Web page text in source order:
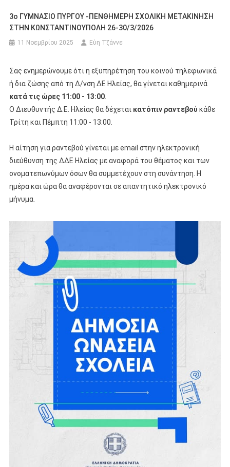
3ο ΓΥΜΝΑΣΙΟ ΠΥΡΓΟΥ -ΠΕΝΘΗΜΕΡΗ ΣΧΟΛΙΚΗ ΜΕΤΑΚΙΝΗΣΗ
ΣΤΗΝ ΚΩΝΣΤΑΝΤΙΝΟΥΠΟΛΗ 26-30/3/2026
11 Νοεμβρίου 2025 Εύη Τζάννε
Σας ενημερώνουμε ότι η εξυπηρέτηση του κοινού τηλεφωνικά
ή δια ζώσης από τη Δ/νση ΔΕ Ηλείας, θα γίνεται καθημερινά
κατά τις ώρες 11:00 - 13:00.
Ο Διευθυντής Δ.Ε. Ηλείας θα δέχεται κατόπιν ραντεβού κάθε
Τρίτη και Πέμπτη 11:00 - 13:00.
Η αίτηση για ραντεβού γίνεται με email στην ηλεκτρονική
διεύθυνση της ΔΔΕ Ηλείας με αναφορά του θέματος και των
ονοματεπωνύμων όσων θα συμμετέχουν στη συνάντηση. Η
ημέρα και ώρα θα αναφέρονται σε απαντητικό ηλεκτρονικό
μήνυμα.